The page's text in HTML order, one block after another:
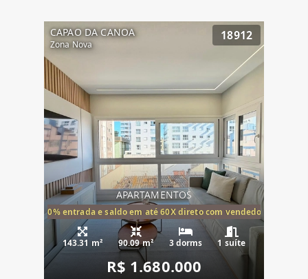
CAPAO DA CANOA
Zona Nova
18912
APARTAMENTOS
20% entrada e saldo em até 60X direto com vendedor
143.31 m² 90.09 m² 3 dorms 1 suíte
R$ 1.680.000